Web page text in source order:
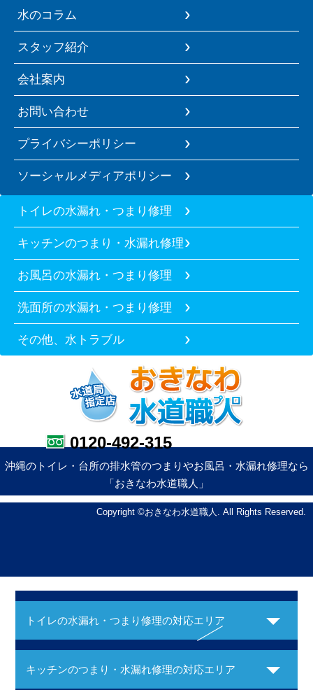
水のコラム
スタッフ紹介
会社案内
お問い合わせ
プライバシーポリシー
ソーシャルメディアポリシー
トイレの水漏れ・つまり修理
キッチンのつまり・水漏れ修理
お風呂の水漏れ・つまり修理
洗面所の水漏れ・つまり修理
その他、水トラブル
0120-492-315
沖縄のトイレ・台所の排水管のつまりやお風呂・水漏れ修理なら
「おきなわ水道職人」
Copyright ©おきなわ水道職人. All Rights Reserved.
トイレの水漏れ・つまり修理の対応エリア
キッチンのつまり・水漏れ修理の対応エリア